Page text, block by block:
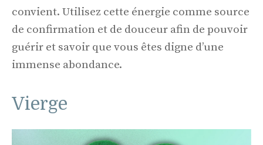
convient. Utilisez cette énergie comme source
de confirmation et de douceur afin de pouvoir
guérir et savoir que vous êtes digne d’une
immense abondance.
Vierge